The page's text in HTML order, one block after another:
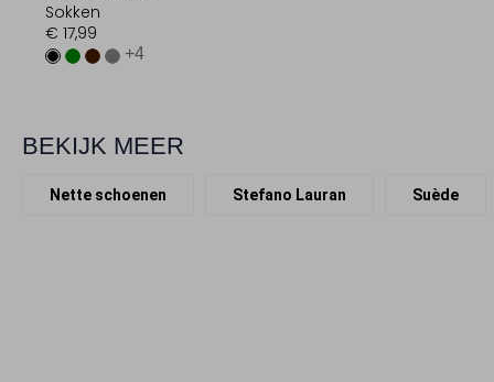
Sokken
€ 17,99
+4
BEKIJK MEER
Nette schoenen Stefano Lauran Suède